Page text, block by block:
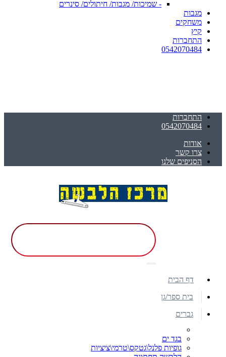
- שמיכות/ מגבות/ חיתולים/ סינרים
מגבות
משחקים
קיץ
התחברות
0542070484
התחברות
0542070484
אודות
צרו קשר
הסניפים שלנו
דף הבית
בית ספר/גן
גברים
בגד ים
גופיות פלנל\גטקס\טרמי\ציציות